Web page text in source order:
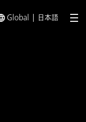
Global 日本語 メ